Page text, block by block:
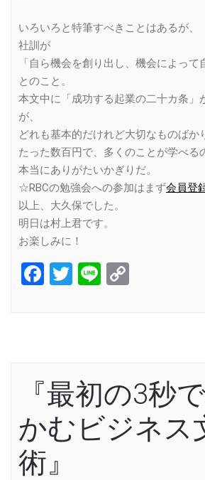
いろいろと特筆すべきことはあるが、
社訓が
「自ら機会を創り出し、機会によって
とのこと。
本文中に「成功する起業の二十カ条」
が、
どれも基本的だけれど大切なものばか
たった数百円で、多くのことが学べる
本当にありがたいかぎりだ。
☆RBCの勉強会への参加はまず会員登
以上、大久保でした。
明日は村上君です。
お楽しみに！
Facebook
Twitter
Line
『最初の3秒
かむビジネス
術』